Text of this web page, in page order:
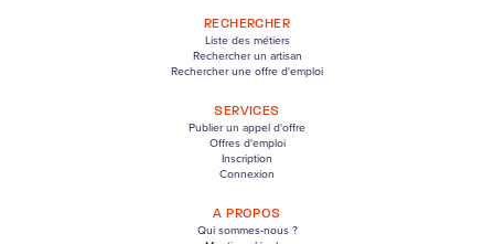
RECHERCHER
Liste des métiers
Rechercher un artisan
Rechercher une offre d'emploi
SERVICES
Publier un appel d'offre
Offres d'emploi
Inscription
Connexion
A PROPOS
Qui sommes-nous ?